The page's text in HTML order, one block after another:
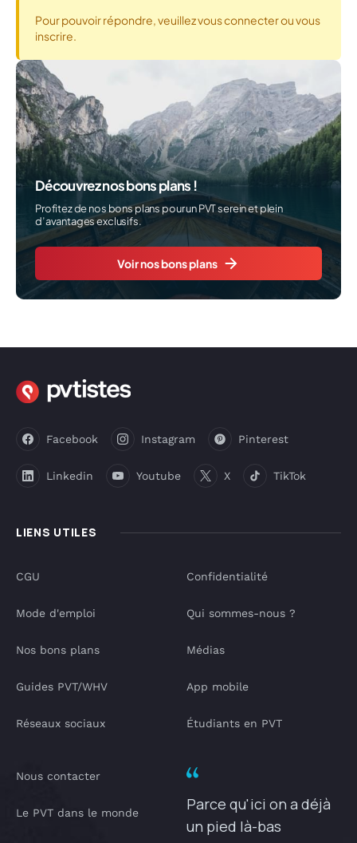
Pour pouvoir répondre, veuillez vous connecter ou vous
inscrire.
Découvrez nos bons plans !
Profitez de nos bons plans pour un PVT serein et plein
d’avantages exclusifs.
Voir nos bons plans
LIENS UTILES
Facebook Instagram Pinterest
Linkedin Youtube X TikTok
CGU
Mode d'emploi
Nos bons plans
Guides PVT/WHV
Réseaux sociaux
Confidentialité
Qui sommes-nous ?
Médias
App mobile
Étudiants en PVT
Nous contacter
Le PVT dans le monde
Parce qu'ici on a déjà
un pied là-bas